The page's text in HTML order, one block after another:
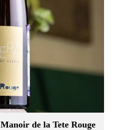
de la Tete Rouge